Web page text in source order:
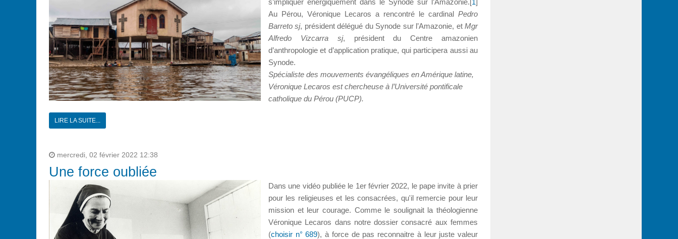
Au Pérou, Véronique Lecaros a rencontré le cardinal Pedro
Barreto sj, président délégué du Synode sur l’Amazonie, etMgr
Alfredo Vizcarra sj, président du Centre amazonien
d’anthropologie et d’application pratique, qui participera aussi au
Synode.
Spécialiste des mouvements évangéliques en Amérique latine,
Véronique Lecaros est chercheuse à l’Université pontificale
catholique du Pérou (PUCP).
LIRE LA SUITE...
mercredi, 02 février 2022 12:38
Une force oubliée
Dans une vidéo publiée le 1er février 2022, le pape invite à prier
pour les religieuses et les consacrées, qu'il remercie pour leur
mission et leur courage. Comme le soulignait la théologienne
Véronique Lecaros dans notre dossier consacré aux femmes
(choisir n° 689), à force de pas reconnaitre à leur juste valeur